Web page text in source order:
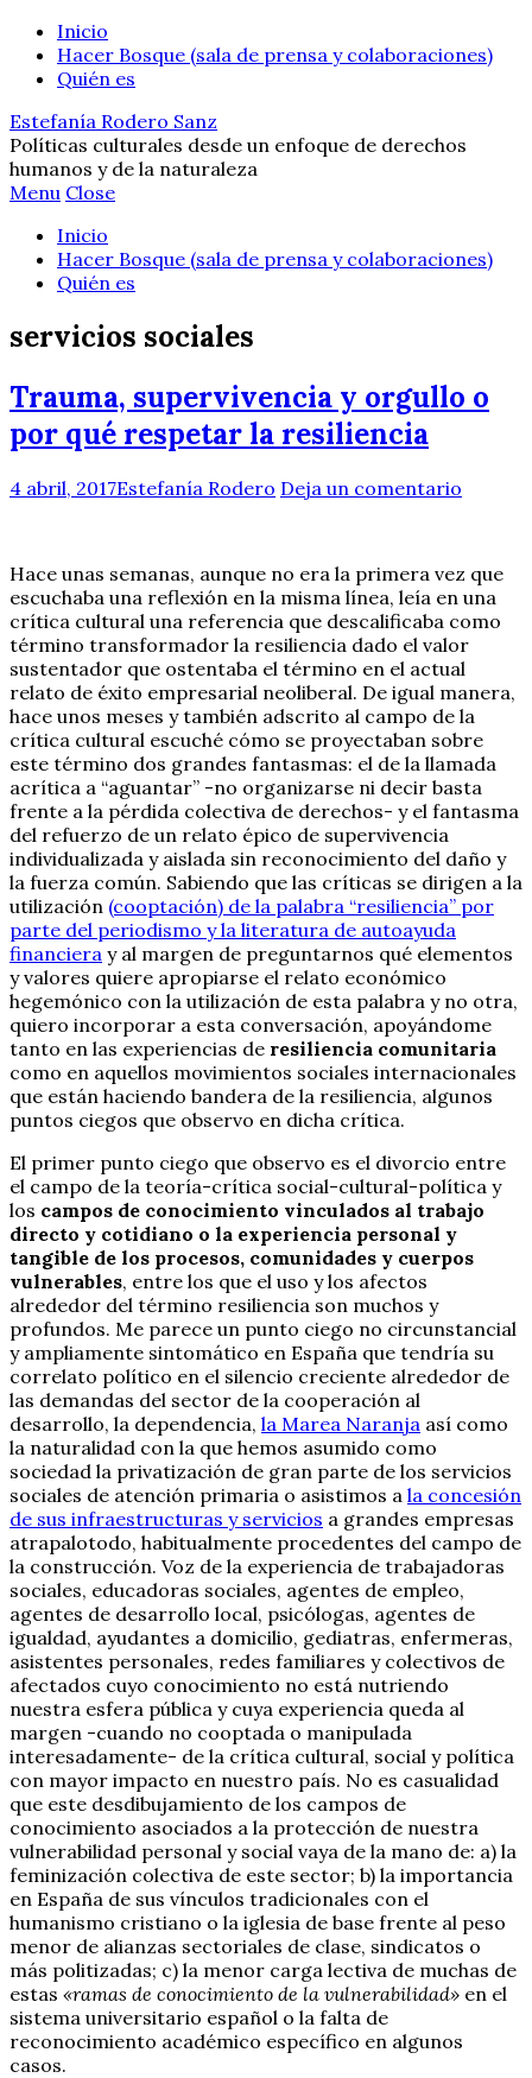
Inicio
Hacer Bosque (sala de prensa y colaboraciones)
Quién es
Estefanía Rodero Sanz
Políticas culturales desde un enfoque de derechos
humanos y de la naturaleza
Menu Close
Inicio
Hacer Bosque (sala de prensa y colaboraciones)
Quién es
servicios sociales
Trauma, supervivencia y orgullo o
por qué respetar la resiliencia
4 abril, 2017Estefanía Rodero Deja un comentario
Hace unas semanas, aunque no era la primera vez que
escuchaba una reflexión en la misma línea, leía en una
crítica cultural una referencia que descalificaba como
término transformador la resiliencia dado el valor
sustentador que ostentaba el término en el actual
relato de éxito empresarial neoliberal. De igual manera,
hace unos meses y también adscrito al campo de la
crítica cultural escuché cómo se proyectaban sobre
este término dos grandes fantasmas: el de la llamada
acrítica a “aguantar” -no organizarse ni decir basta
frente a la pérdida colectiva de derechos- y el fantasma
del refuerzo de un relato épico de supervivencia
individualizada y aislada sin reconocimiento del daño y
la fuerza común. Sabiendo que las críticas se dirigen a la
utilización (cooptación) de la palabra “resiliencia” por
parte del periodismo y la literatura de autoayuda
financiera y al margen de preguntarnos qué elementos
y valores quiere apropiarse el relato económico
hegemónico con la utilización de esta palabra y no otra,
quiero incorporar a esta conversación, apoyándome
tanto en las experiencias de resiliencia comunitaria
como en aquellos movimientos sociales internacionales
que están haciendo bandera de la resiliencia, algunos
puntos ciegos que observo en dicha crítica.
El primer punto ciego que observo es el divorcio entre
el campo de la teoría-crítica social-cultural-política y
los campos de conocimiento vinculados al trabajo
directo y cotidiano o la experiencia personal y
tangible de los procesos, comunidades y cuerpos
vulnerables, entre los que el uso y los afectos
alrededor del término resiliencia son muchos y
profundos. Me parece un punto ciego no circunstancial
y ampliamente sintomático en España que tendría su
correlato político en el silencio creciente alrededor de
las demandas del sector de la cooperación al
desarrollo, la dependencia, la Marea Naranja así como
la naturalidad con la que hemos asumido como
sociedad la privatización de gran parte de los servicios
sociales de atención primaria o asistimos a la concesión
de sus infraestructuras y servicios a grandes empresas
atrapalotodo, habitualmente procedentes del campo de
la construcción. Voz de la experiencia de trabajadoras
sociales, educadoras sociales, agentes de empleo,
agentes de desarrollo local, psicólogas, agentes de
igualdad, ayudantes a domicilio, gediatras, enfermeras,
asistentes personales, redes familiares y colectivos de
afectados cuyo conocimiento no está nutriendo
nuestra esfera pública y cuya experiencia queda al
margen -cuando no cooptada o manipulada
interesadamente- de la crítica cultural, social y política
con mayor impacto en nuestro país. No es casualidad
que este desdibujamiento de los campos de
conocimiento asociados a la protección de nuestra
vulnerabilidad personal y social vaya de la mano de: a) la
feminización colectiva de este sector; b) la importancia
en España de sus vínculos tradicionales con el
humanismo cristiano o la iglesia de base frente al peso
menor de alianzas sectoriales de clase, sindicatos o
más politizadas; c) la menor carga lectiva de muchas de
estas «ramas de conocimiento de la vulnerabilidad» en el
sistema universitario español o la falta de
reconocimiento académico específico en algunos
casos.